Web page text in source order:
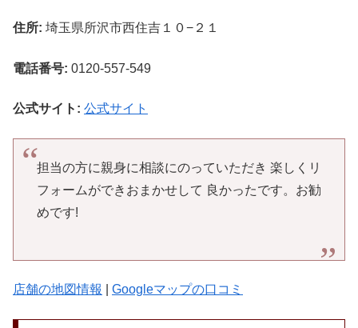
住所: 埼玉県所沢市西住吉１０−２１
電話番号: 0120-557-549
公式サイト: 公式サイト
担当の方に親身に相談にのっていただき 楽しくリ
フォームができおまかせして 良かったです。お勧
めです!
店舗の地図情報 Googleマップの口コミ